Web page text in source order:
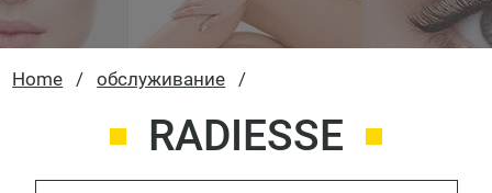
Home / обслуживание /
RADIESSE